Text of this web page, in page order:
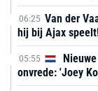
06:25 Van der
hij bij Ajax
05:55
onvrede: 'Joey